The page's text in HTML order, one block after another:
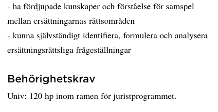
- ha fördjupade kunskaper och förståelse för samspel
mellan ersättningarnas rättsområden
- kunna självständigt identifiera, formulera och analysera
ersättningsrättsliga frågeställningar
Behörighetskrav
Univ: 120 hp inom ramen för juristprogrammet.